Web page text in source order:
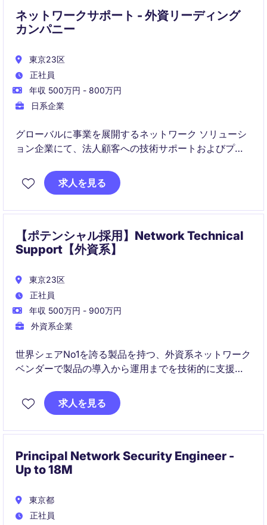
ネットワークサポート - 外資リーディング
カンパニー
東京23区
正社員
年収 500万円 - 800万円
日系企業
グローバルに事業を展開するネットワーク ソリューシ
ョン企業にて、法人顧客への技術サポートおよびプリ
顧客対応から営業支援、海外拠点との連携まで幅広く
求人を見る
【ポテンシャル採用】Network Technical
Support【外資系】
東京23区
正社員
年収 500万円 - 900万円
外資系企業
世界シェアNo1を誇る製品を持つ、外資系ネットワーク
ベンダーで製品の導入から運用までを技術的に支援い
強固な製品ラインナップとグローバル展開の環境を背
求人を見る
Principal Network Security Engineer -
Up to 18M
東京都
正社員